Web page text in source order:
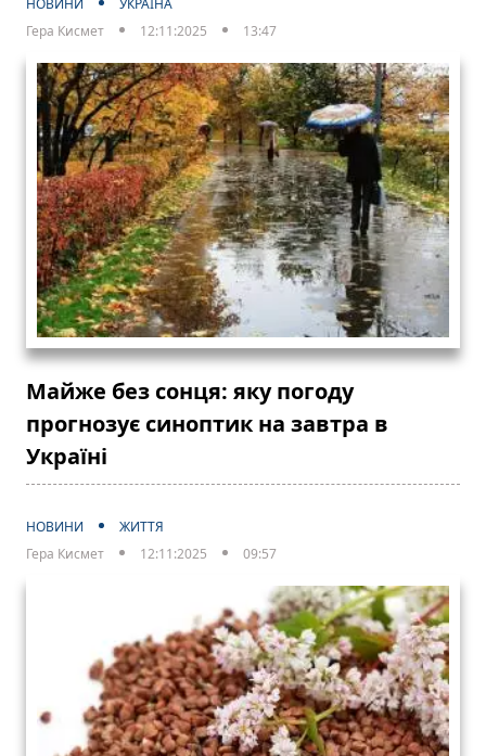
Гера Кисмет
12:11:2025 13:47
Майже без сонця: яку погоду
прогнозує синоптик на завтра в
Україні
НОВИНИ
ЖИТТЯ
Гера Кисмет
12:11:2025 09:57